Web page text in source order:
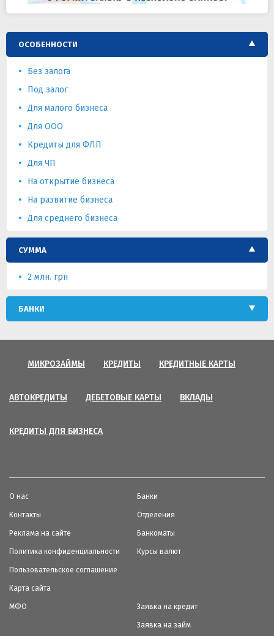
ОСОБЕННОСТИ
Без залога
Под залог
Для малого бизнеса
Для ООО
Кредиты для ФЛП
Для ЧП
На открытие бизнеса
На развитие бизнеса
Для среднего бизнеса
СУММА
2 млн. грн
БАНКИ
МИКРОЗАЙМЫ КРЕДИТЫ КРЕДИТНЫЕ КАРТЫ
АВТОКРЕДИТЫ ДЕБЕТОВЫЕ КАРТЫ ВКЛАДЫ
КРЕДИТЫ ДЛЯ БИЗНЕСА
О нас
Контакты
Реклама на сайте
Политика конфиденциальности
Пользовательское соглашение
Карта сайта
Банки
Отделения
Банкоматы
Курсы валют
МФО Заявка на кредит
Заявка на займ